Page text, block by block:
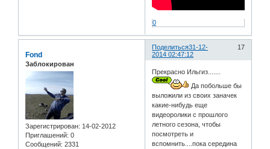
0
Поделиться 17
31-12-
2014 02:47:12
Fond
Заблокирован
Зарегистрирован: 14-02-2012
Приглашений: 0
Сообщений: 2331
Прекрасно Ильгиз.......
Да побольше бы
выложили из своих заначек
какие-нибудь еще
видеоролики с прошлого
летного сезона, чтобы
посмотреть и
вспомнить....пока середина